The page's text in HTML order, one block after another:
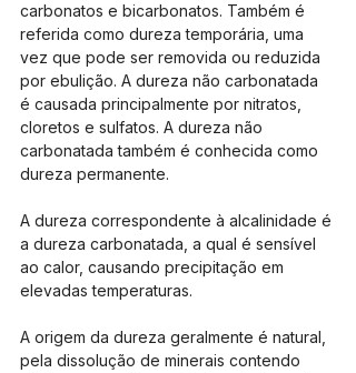
carbonatos e bicarbonatos. Também é
referida como dureza temporária, uma
vez que pode ser removida ou reduzida
por ebulição. A dureza não carbonatada
é causada principalmente por nitratos,
cloretos e sulfatos. A dureza não
carbonatada também é conhecida como
dureza permanente.
A dureza correspondente à alcalinidade é
a dureza carbonatada, a qual é sensível
ao calor, causando precipitação em
elevadas temperaturas.
A origem da dureza geralmente é natural,
pela dissolução de minerais contendo